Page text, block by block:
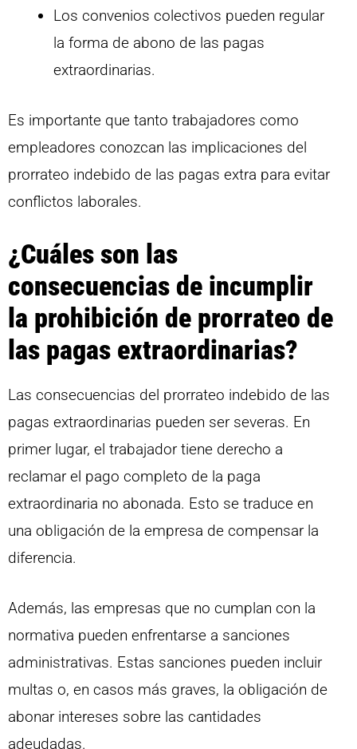
Los convenios colectivos pueden regular
la forma de abono de las pagas
extraordinarias.
Es importante que tanto trabajadores como
empleadores conozcan las implicaciones del
prorrateo indebido de las pagas extra para evitar
conflictos laborales.
¿Cuáles son las
consecuencias de incumplir
la prohibición de prorrateo de
las pagas extraordinarias?
Las consecuencias del prorrateo indebido de las
pagas extraordinarias pueden ser severas. En
primer lugar, el trabajador tiene derecho a
reclamar el pago completo de la paga
extraordinaria no abonada. Esto se traduce en
una obligación de la empresa de compensar la
diferencia.
Además, las empresas que no cumplan con la
normativa pueden enfrentarse a sanciones
administrativas. Estas sanciones pueden incluir
multas o, en casos más graves, la obligación de
abonar intereses sobre las cantidades
adeudadas.